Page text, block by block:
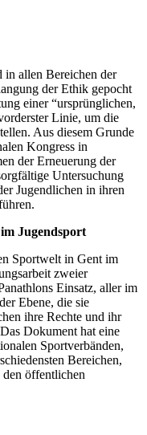
in allen Bereichen der
der Ethik gepocht
einer “ursprünglichen,
Linie, um die
Aus diesem Grunde
Kongress in
der Erneuerung der
Untersuchung
Jugendlichen in ihren
Jugendsport
Sportwelt in Gent im
zweier
Einsatz, aller im
Ebene, die sie
ihre Rechte und ihr
Dokument hat eine
Sportverbänden,
Bereichen,
öffentlichen